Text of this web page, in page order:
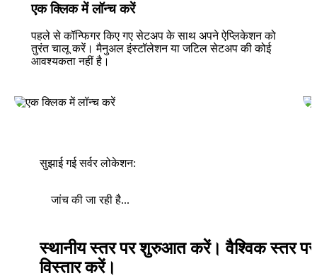
एक क्लिक में लॉन्च करें
पहले से कॉन्फिगर किए गए सेटअप के साथ अपने ऐप्लिकेशन को
तुरंत चालू करें। मैनुअल इंस्टॉलेशन या जटिल सेटअप की कोई
आवश्यकता नहीं है।
सुझाई गई सर्वर लोकेशन:
जांच की जा रही है...
स्थानीय स्तर पर शुरुआत करें। वैश्विक स्तर पर
विस्तार करें।